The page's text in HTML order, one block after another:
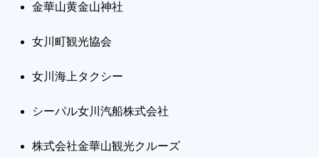
金華山黄金山神社
女川町観光協会
女川海上タクシー
シーパル女川汽船株式会社
株式会社金華山観光クルーズ